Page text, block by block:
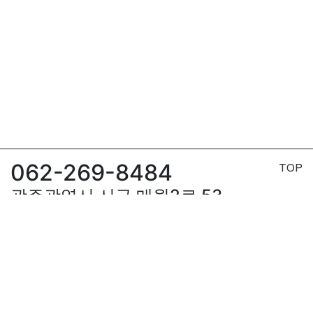
062-269-8484
광주광역시 서구 매월2로 53
TOP